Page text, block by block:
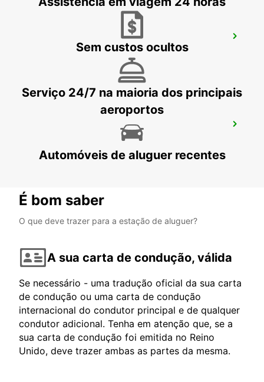
VALLENTUNA
VALLENTUNA - SWEDEN
SANDVIK COROMANT DELIVERY GIMO
Sem custos ocultos
Serviço 24/7 na maioria dos principais
aeroportos
Automóveis de aluguer recentes
É bom saber
O que deve trazer para a estação de aluguer?
A sua carta de condução, válida
Se necessário - uma tradução oficial da sua carta
de condução ou uma carta de condução
internacional do condutor principal e de qualquer
condutor adicional. Tenha em atenção que, se a
sua carta de condução foi emitida no Reino
Unido, deve trazer ambas as partes da mesma.